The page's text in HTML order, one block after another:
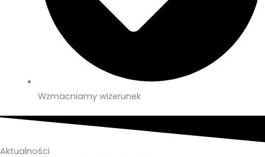
Wzmacniamy wizerunek
Aktualności